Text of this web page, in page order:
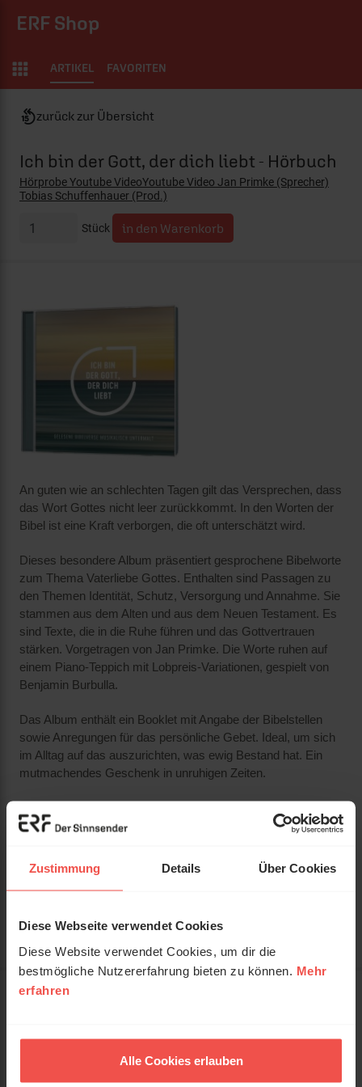
Zustimmung Details Über Cookies
Diese Webseite verwendet Cookies
Diese Website verwendet Cookies, um dir die
bestmögliche Nutzererfahrung bieten zu können. Mehr
erfahren
Alle Cookies erlauben
ERF Shop
ARTIKEL FAVORITEN
zurück zur Übersicht
Stück
Ich bin der Gott, der dich liebt - Hörbuch
Hörprobe Youtube VideoYoutube Video Jan Primke (Sprecher)
Tobias Schuffenhauer (Prod.)
An guten wie an schlechten Tagen gilt das Versprechen, dass
das Wort Gottes nicht leer zurückkommt. In den Worten der
Bibel ist eine Kraft verborgen, die oft unterschätzt wird.
Dieses besondere Album präsentiert gesprochene Bibelworte
zum Thema Vaterliebe Gottes. Enthalten sind Passagen zu
den Themen Identität, Schutz, Versorgung und Annahme. Sie
stammen aus dem Alten und aus dem Neuen Testament. Es
sind Texte, die in die Ruhe führen und das Gottvertrauen
stärken. Vorgetragen von Jan Primke. Die Worte ruhen auf
einem Piano-Teppich mit Lobpreis-Variationen, gespielt von
Benjamin Burbulla.
Das Album enthält ein Booklet mit Angabe der Bibelstellen
sowie Anregungen für das persönliche Gebet. Ideal, um sich
im Alltag auf das auszurichten, was ewig Bestand hat. Ein
mutmachendes Geschenk in unruhigen Zeiten.
Römer 5,5 – Hoffnung
Zef. 3,17 – Gott jubelt über dich
Jer. 31,3 – Gott liebt dich mit ewiger Liebe
Ich bin der Gott, der dich liebt -